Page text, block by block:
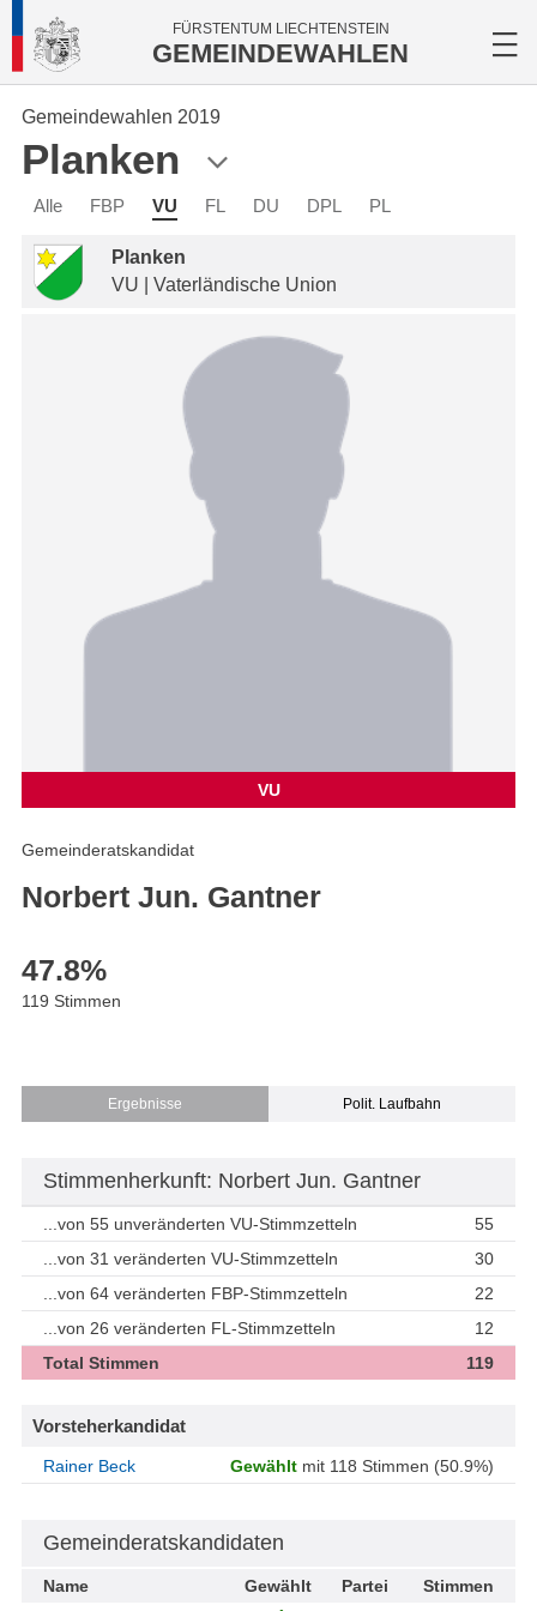
FÜRSTENTUM LIECHTENSTEIN
GEMEINDEWAHLEN
Gemeindewahlen 2019
Planken
Alle FBP VU FL DU DPL PL
Planken
VU | Vaterländische Union
VU
Gemeinderatskandidat
Norbert Jun. Gantner
47.8%
119 Stimmen
Ergebnisse Polit. Laufbahn
Stimmenherkunft: Norbert Jun. Gantner
...von 55 unveränderten VU-Stimmzetteln
55
...von 31 veränderten VU-Stimmzetteln
30
...von 64 veränderten FBP-Stimmzetteln
22
...von 26 veränderten FL-Stimmzetteln
12
Total Stimmen
119
Vorsteherkandidat
Rainer Beck Gewählt mit 118 Stimmen (50.9%)
Gemeinderatskandidaten
Name Gewählt Partei
Stimmen